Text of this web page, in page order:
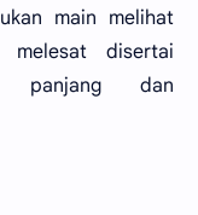
main melihat
melesat disertai
panjang dan